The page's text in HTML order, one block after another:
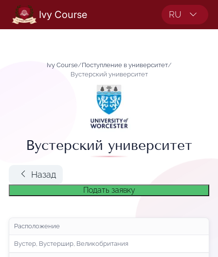
Ivy Course RU
Ivy Course/Поступление в университет/
Вустерский университет
Вустерский университет
Назад
Подать заявку
Расположение
Вустер, Вустершир, Великобритания